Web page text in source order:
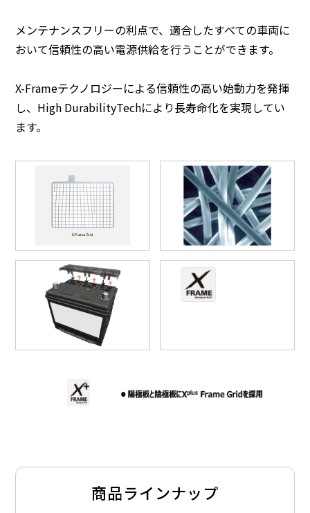
メンテナンスフリーの利点で、適合したすべての車両に
おいて信頼性の高い電源供給を行うことができます。
X-Frameテクノロジーによる信頼性の高い始動力を発揮
し、High DurabilityTechにより長寿命化を実現してい
ます。
商品ラインナップ